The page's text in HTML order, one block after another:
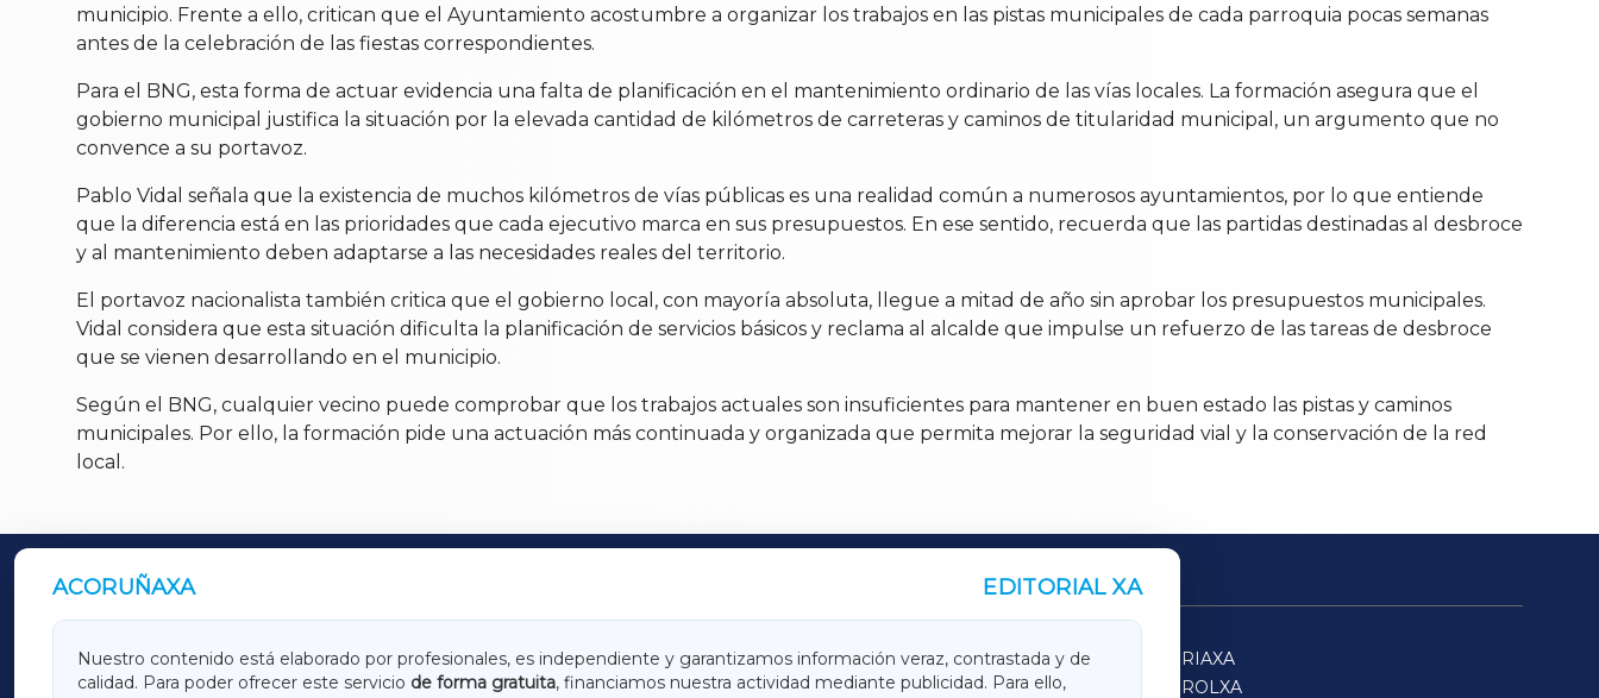
municipio. Frente a ello, critican que el Ayuntamiento acostumbre a organizar los trabajos en las pistas municipales de cada parroquia pocas semanas
antes de la celebración de las fiestas correspondientes.
Para el BNG, esta forma de actuar evidencia una falta de planificación en el mantenimiento ordinario de las vías locales. La formación asegura que el
gobierno municipal justifica la situación por la elevada cantidad de kilómetros de carreteras y caminos de titularidad municipal, un argumento que no
convence a su portavoz.
Pablo Vidal señala que la existencia de muchos kilómetros de vías públicas es una realidad común a numerosos ayuntamientos, por lo que entiende
que la diferencia está en las prioridades que cada ejecutivo marca en sus presupuestos. En ese sentido, recuerda que las partidas destinadas al desbroce
y al mantenimiento deben adaptarse a las necesidades reales del territorio.
El portavoz nacionalista también critica que el gobierno local, con mayoría absoluta, llegue a mitad de año sin aprobar los presupuestos municipales.
Vidal considera que esta situación dificulta la planificación de servicios básicos y reclama al alcalde que impulse un refuerzo de las tareas de desbroce
que se vienen desarrollando en el municipio.
Según el BNG, cualquier vecino puede comprobar que los trabajos actuales son insuficientes para mantener en buen estado las pistas y caminos
municipales. Por ello, la formación pide una actuación más continuada y organizada que permita mejorar la seguridad vial y la conservación de la red
local.
ACORUÑAXA EDITORIAL XA
Nuestro contenido está elaborado por profesionales, es independiente y garantizamos información veraz, contrastada y de
calidad. Para poder ofrecer este servicio de forma gratuita, financiamos nuestra actividad mediante publicidad. Para ello,
OUTROS PERIÓDICOS
GALICIAXA LUGOXA TERRACHAXA
SARRIAXA
AMARIÑAXA
RIBEIRASACRAXA ACORUÑAXA FERROLXA